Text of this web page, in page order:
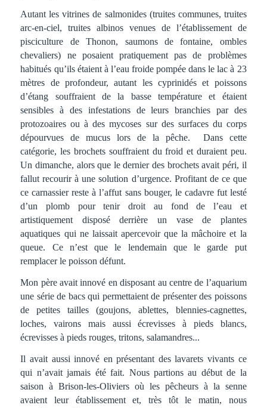
Autant les vitrines de salmonides (truites communes, truites
arc-en-ciel, truites albinos venues de l’établissement de
pisciculture de Thonon, saumons de fontaine, ombles
chevaliers) ne posaient pratiquement pas de problèmes
habitués qu’ils étaient à l’eau froide pompée dans le lac à 23
mètres de profondeur, autant les cyprinidés et poissons
d’étang souffraient de la basse température et étaient
sensibles à des infestations de leurs branchies par des
protozoaires ou à des mycoses sur des surfaces du corps
dépourvues de mucus lors de la pêche. Dans cette
catégorie, les brochets souffraient du froid et duraient peu.
Un dimanche, alors que le dernier des brochets avait péri, il
fallut recourir à une solution d’urgence. Profitant de ce que
ce carnassier reste à l’affut sans bouger, le cadavre fut lesté
d’un plomb pour tenir droit au fond de l’eau et
artistiquement disposé derrière un vase de plantes
aquatiques qui ne laissait apercevoir que la mâchoire et la
queue. Ce n’est que le lendemain que le garde put
remplacer le poisson défunt.
Mon père avait innové en disposant au centre de l’aquarium
une série de bacs qui permettaient de présenter des poissons
de petites tailles (goujons, ablettes, blennies-cagnettes,
loches, vairons mais aussi écrevisses à pieds blancs,
écrevisses à pieds rouges, tritons, salamandres...
Il avait aussi innové en présentant des lavarets vivants ce
qui n’avait jamais été fait. Nous partions au début de la
saison à Brison-les-Oliviers où les pêcheurs à la senne
avaient leur établissement et, très tôt le matin, nous